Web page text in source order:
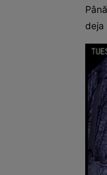
deja